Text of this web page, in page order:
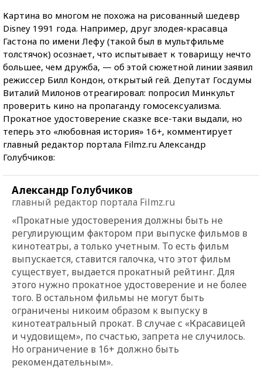
Картина во многом не похожа на рисованный шедевр
Disnеy 1991 года. Например, друг злодея-красавца
Гастона по имени Лефу (такой был в мультфильме
толстячок) осознает, что испытывает к товарищу нечто
большее, чем дружба, — об этой сюжетной линии заявил
режиссер Билл Кондон, открытый гей. Депутат Госдумы
Виталий Милонов отреагировал: попросил Минкульт
проверить кино на пропаганду гомосексуализма.
Прокатное удостоверение сказке все-таки выдали, но
теперь это «любовная история» 16+, комментирует
главный редактор портала Filmz.ru Александр
Голубчиков:
Александр Голубчиков
главный редактор портала Filmz.ru
«Прокатные удостоверения должны быть не
регулирующим фактором при выпуске фильмов в
кинотеатры, а только учетным. То есть фильм
выпускается, ставится галочка, что этот фильм
существует, выдается прокатный рейтинг. Для
этого нужно прокатное удостоверение и не более
того. В остальном фильмы не могут быть
ограничены никоим образом к выпуску в
кинотеатральный прокат. В случае с «Красавицей
и чудовищем», по счастью, запрета не случилось.
Но ограничение в 16+ должно быть
рекомендательным».